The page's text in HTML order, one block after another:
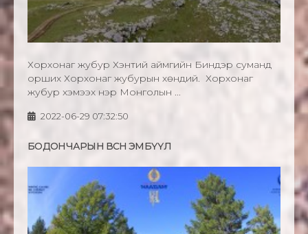
Хорхонаг жубур Хэнтий аймгийн Биндэр суманд
орших Хорхонаг жубурын хөндий. Хорхонаг
жубур хэмээх нэр Монголын ...
2022-06-29 07:32:50
БОДОНЧАРЫН ӨВСӨН ЭМБҮҮЛ